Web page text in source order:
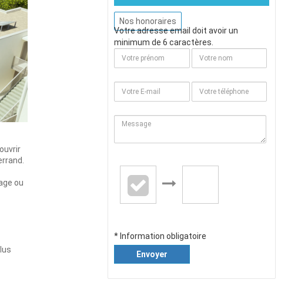
ou
Nos honoraires
Votre adresse email doit avoir un
minimum de 6 caractères.
* Information obligatoire
Envoyer